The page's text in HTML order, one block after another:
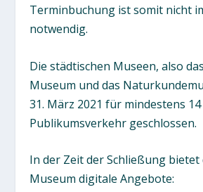
Terminbuchung ist somit nicht
notwendig.
Die städtischen Museen, also
Museum und das
31. März 2021 für mindestens
Publikumsverkehr geschlossen.
In der Zeit der Schließung bietet
Museum digitale Angebote: